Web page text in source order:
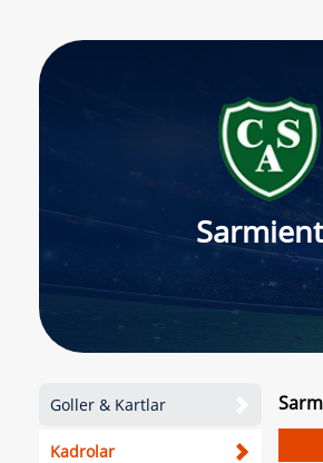
Goller & Kartlar
Kadrolar